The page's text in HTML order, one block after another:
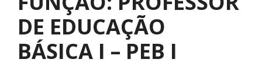
DE EDUCAÇÃO
BÁSICA I – PEB I